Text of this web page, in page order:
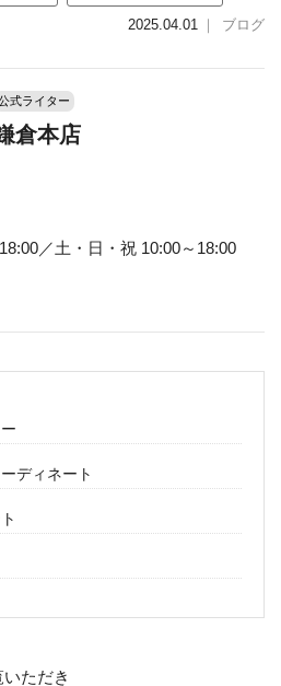
2025.04.01 ｜ ブログ
式ライター
倉本店
／土・日・祝 10:00～18:00
ディネート
ただき